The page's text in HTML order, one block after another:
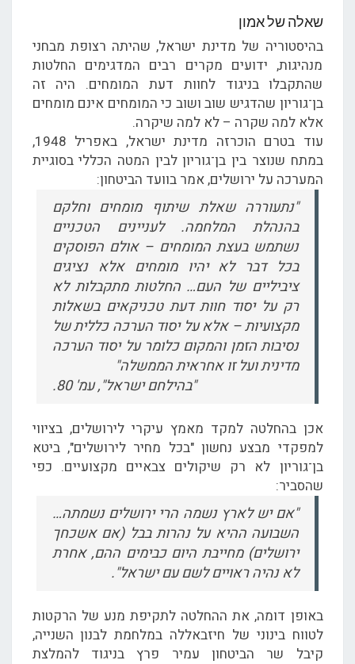
שאלה של אמון
בהיסטוריה של מדינת ישראל, שהיתה רצופת מבחני
מנהיגות, ידועים מקרים רבים המדגימים החלטות
שהתקבלו בניגוד לחוות דעת המומחים. היה זה
בן־גוריון שהדגיש שוב ושוב כי המומחים אינם מומחים
אלא למה שקרה – לא למה שיקרה.
עוד בטרם הוכרזה מדינת ישראל, באפריל 1948,
במתח שנוצר בין בן־גוריון לבין המטה הכללי בסוגיית
המערכה על ירושלים, אמר בוועד הביטחון:
"נתעוררה שאלת שיתוף מומחים וחלקם
בהנהלת המלחמה. לעניינים הטכניים
נשתמש בעצת המומחים – אולם הפוסקים
בכל דבר לא יהיו מומחים אלא נציגים
ציביליים של העם… החלטות מתקבלות לא
רק על יסוד חוות דעת טכניקאים בשאלות
מקצועיות – אלא על יסוד הערכה כללית של
נסיבות הזמן והמקום כלומר על יסוד הערכה
מדינית ועל זו אחראית הממשלה"
"בהילחם ישראל", עמ' 80.
אכן בהחלטה למקד מאמץ עיקרי לירושלים, בציווי
למפקדי מבצע נחשון "בכל מחיר לירושלים", ביטא
בן־גוריון לא רק שיקולים צבאיים מקצועיים. כפי
שהסביר:
"אם יש לארץ נשמה הרי ירושלים נשמתה…
השבועה ההיא על נהרות בבל (אם אשכחך
ירושלים) מחייבת היום כבימים ההם, אחרת
לא נהיה ראויים לשם עם ישראל".
באופן דומה, את ההחלטה לתקיפת מנע של הרקטות
לטווח בינוני של חיזבאללה במלחמת לבנון השנייה,
קיבל שר הביטחון עמיר פרץ בניגוד להמלצת